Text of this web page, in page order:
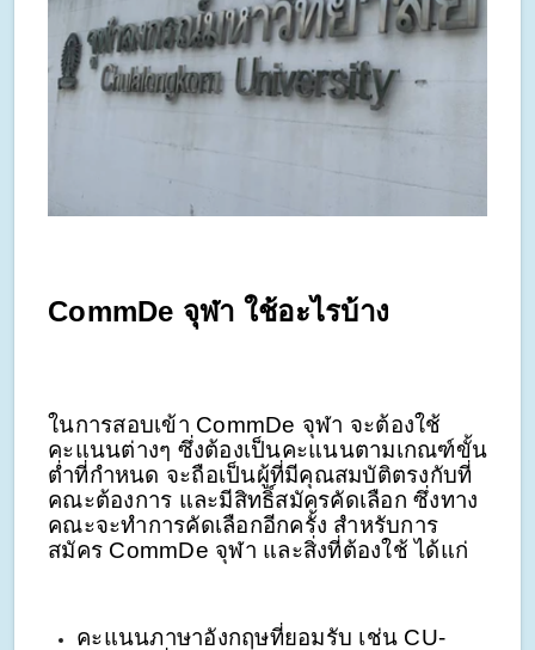
CommDe จุฬา ใช้อะไรบ้าง
ในการสอบเข้า CommDe จุฬา จะต้องใช้
คะแนนต่างๆ ซึ่งต้องเป็นคะแนนตามเกณฑ์ขั้น
ต่ำที่กำหนด จะถือเป็นผู้ที่มีคุณสมบัติตรงกับที่
คณะต้องการ และมีสิทธิ์สมัครคัดเลือก ซึ่งทาง
คณะจะทำการคัดเลือกอีกครั้ง สำหรับการ
สมัคร CommDe จุฬา และสิ่งที่ต้องใช้ ได้แก่
คะแนนภาษาอังกฤษที่ยอมรับ เช่น CU-